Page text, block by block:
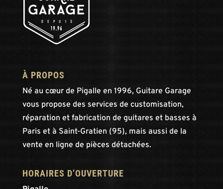
À PROPOS
Né au cœur de Pigalle en 1996, Guitare Garage
vous propose des services de customisation,
réparation et fabrication de guitares et basses à
Paris et à Saint-Gratien (95), mais aussi de la
vente en ligne de pièces détachées.
HORAIRES D’OUVERTURE